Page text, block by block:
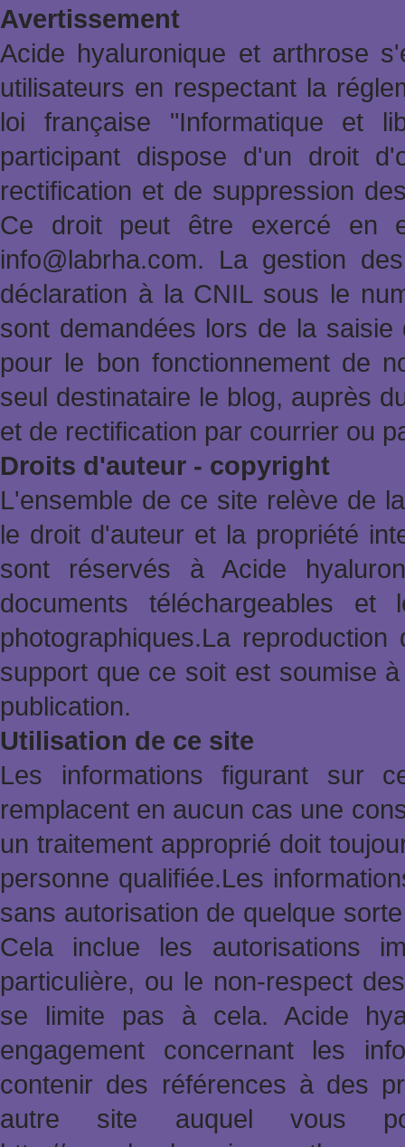
Avertissement
Acide hyaluronique et arthrose
utilisateurs en respectant la
loi française "Informatique et
participant dispose d'un droit
rectification et de suppression
Ce droit peut être exercé en
info@labrha.com. La gestion
déclaration à la CNIL sous le
sont demandées lors de la
pour le bon fonctionnement de
seul destinataire le blog, auprès
et de rectification par courrier ou
Droits d'auteur - copyright
L'ensemble de ce site relève de
le droit d'auteur et la propriété
sont réservés à Acide
documents téléchargeables et
photographiques.La
support que ce soit est soumise
publication.
Utilisation de ce site
Les informations figurant sur
remplacent en aucun cas une
un traitement approprié doit
personne qualifiée.Les
sans autorisation de quelque
Cela inclue les autorisations
particulière, ou le non-respect
se limite pas à cela. Acide
engagement concernant les
contenir des références à des
autre site auquel vous